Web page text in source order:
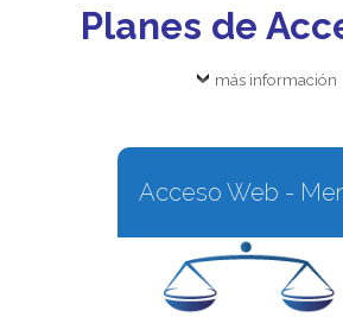
Planes de
más información
Acceso Web -